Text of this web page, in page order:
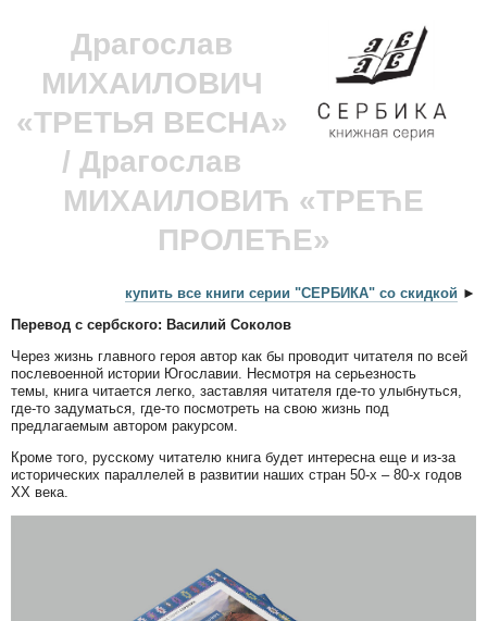
Драгослав
МИХАИЛОВИЧ
«ТРЕТЬЯ ВЕСНА»
/ Драгослав
МИХАИЛОВИЋ «ТРЕЋЕ
ПРОЛЕЋЕ»
купить все книги серии "СЕРБИКА" со скидкой ►
Перевод с сербского: Василий Соколов
Через жизнь главного героя автор как бы проводит читателя по всей
послевоенной истории Югославии. Несмотря на серьезность
темы, книга читается легко, заставляя читателя где-то улыбнуться,
где-то задуматься, где-то посмотреть на свою жизнь под
предлагаемым автором ракурсом.
Кроме того, русскому читателю книга будет интересна еще и из-за
исторических параллелей в развитии наших стран 50-х – 80-х годов
ХХ века.